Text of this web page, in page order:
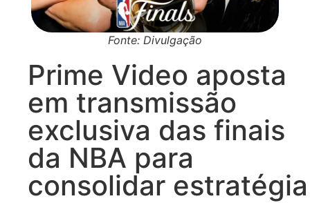
Fonte: Divulgação
Prime Video aposta
em transmissão
exclusiva das finais
da NBA para
consolidar estratégia